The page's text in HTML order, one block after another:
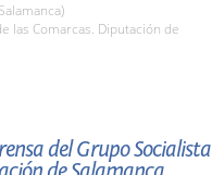
las Comarcas. Diputación de
del Grupo Socialista